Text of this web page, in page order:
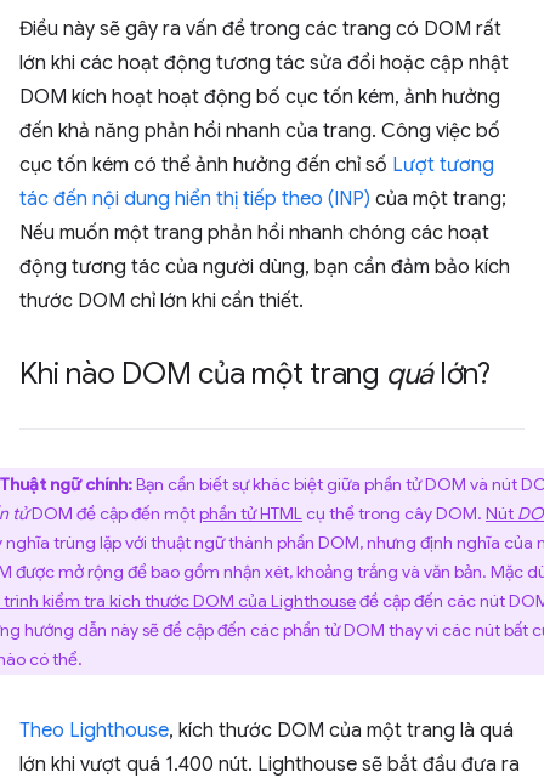
Điều này sẽ gây ra vấn đề trong các trang có DOM rất
lớn khi các hoạt động tương tác sửa đổi hoặc cập nhật
DOM kích hoạt hoạt động bố cục tốn kém, ảnh hưởng
đến khả năng phản hồi nhanh của trang. Công việc bố
cục tốn kém có thể ảnh hưởng đến chỉ số Lượt tương
tác đến nội dung hiển thị tiếp theo (INP) của một trang;
Nếu muốn một trang phản hồi nhanh chóng các hoạt
động tương tác của người dùng, bạn cần đảm bảo kích
thước DOM chỉ lớn khi cần thiết.
Khi nào DOM của một trang quálớn?
Thuật ngữ chính:Bạn cần biết sự khác biệt giữa phần tử DOM và nút
tửDOM đề cập đến mộtphần tử HTMLcụ thể trong cây DOM. Nút
nghĩa trùng lặp với thuật ngữ thành phần DOM, nhưng định nghĩa của
được mở rộng để bao gồm nhận xét, khoảng trắng và văn bản. Mặc
kiểm tra kích thước DOM của Lighthouseđề cập đến các nút
hướng dẫn này sẽ đề cập đến các phần tử DOM thay vì các nút bất
có thể.
Theo Lighthouse, kích thước DOM của một trang là quá
lớn khi vượt quá 1.400 nút. Lighthouse sẽ bắt đầu đưa ra